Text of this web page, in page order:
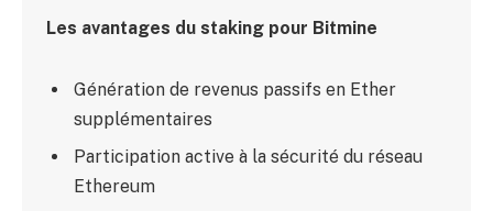
Les avantages du staking pour Bitmine
Génération de revenus passifs en Ether
supplémentaires
Participation active à la sécurité du réseau
Ethereum